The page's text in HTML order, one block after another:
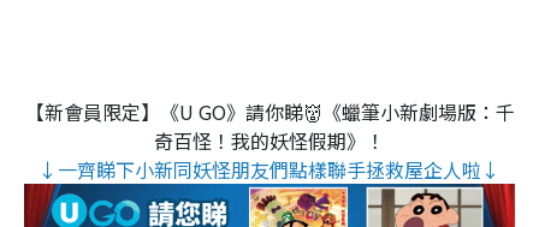
【新會員限定】《U GO》請你睇👹《蠟筆小新劇場版：千
奇百怪！我的妖怪假期》！
↓一齊睇下小新同妖怪朋友們點樣聯手拯救屋企人啦↓